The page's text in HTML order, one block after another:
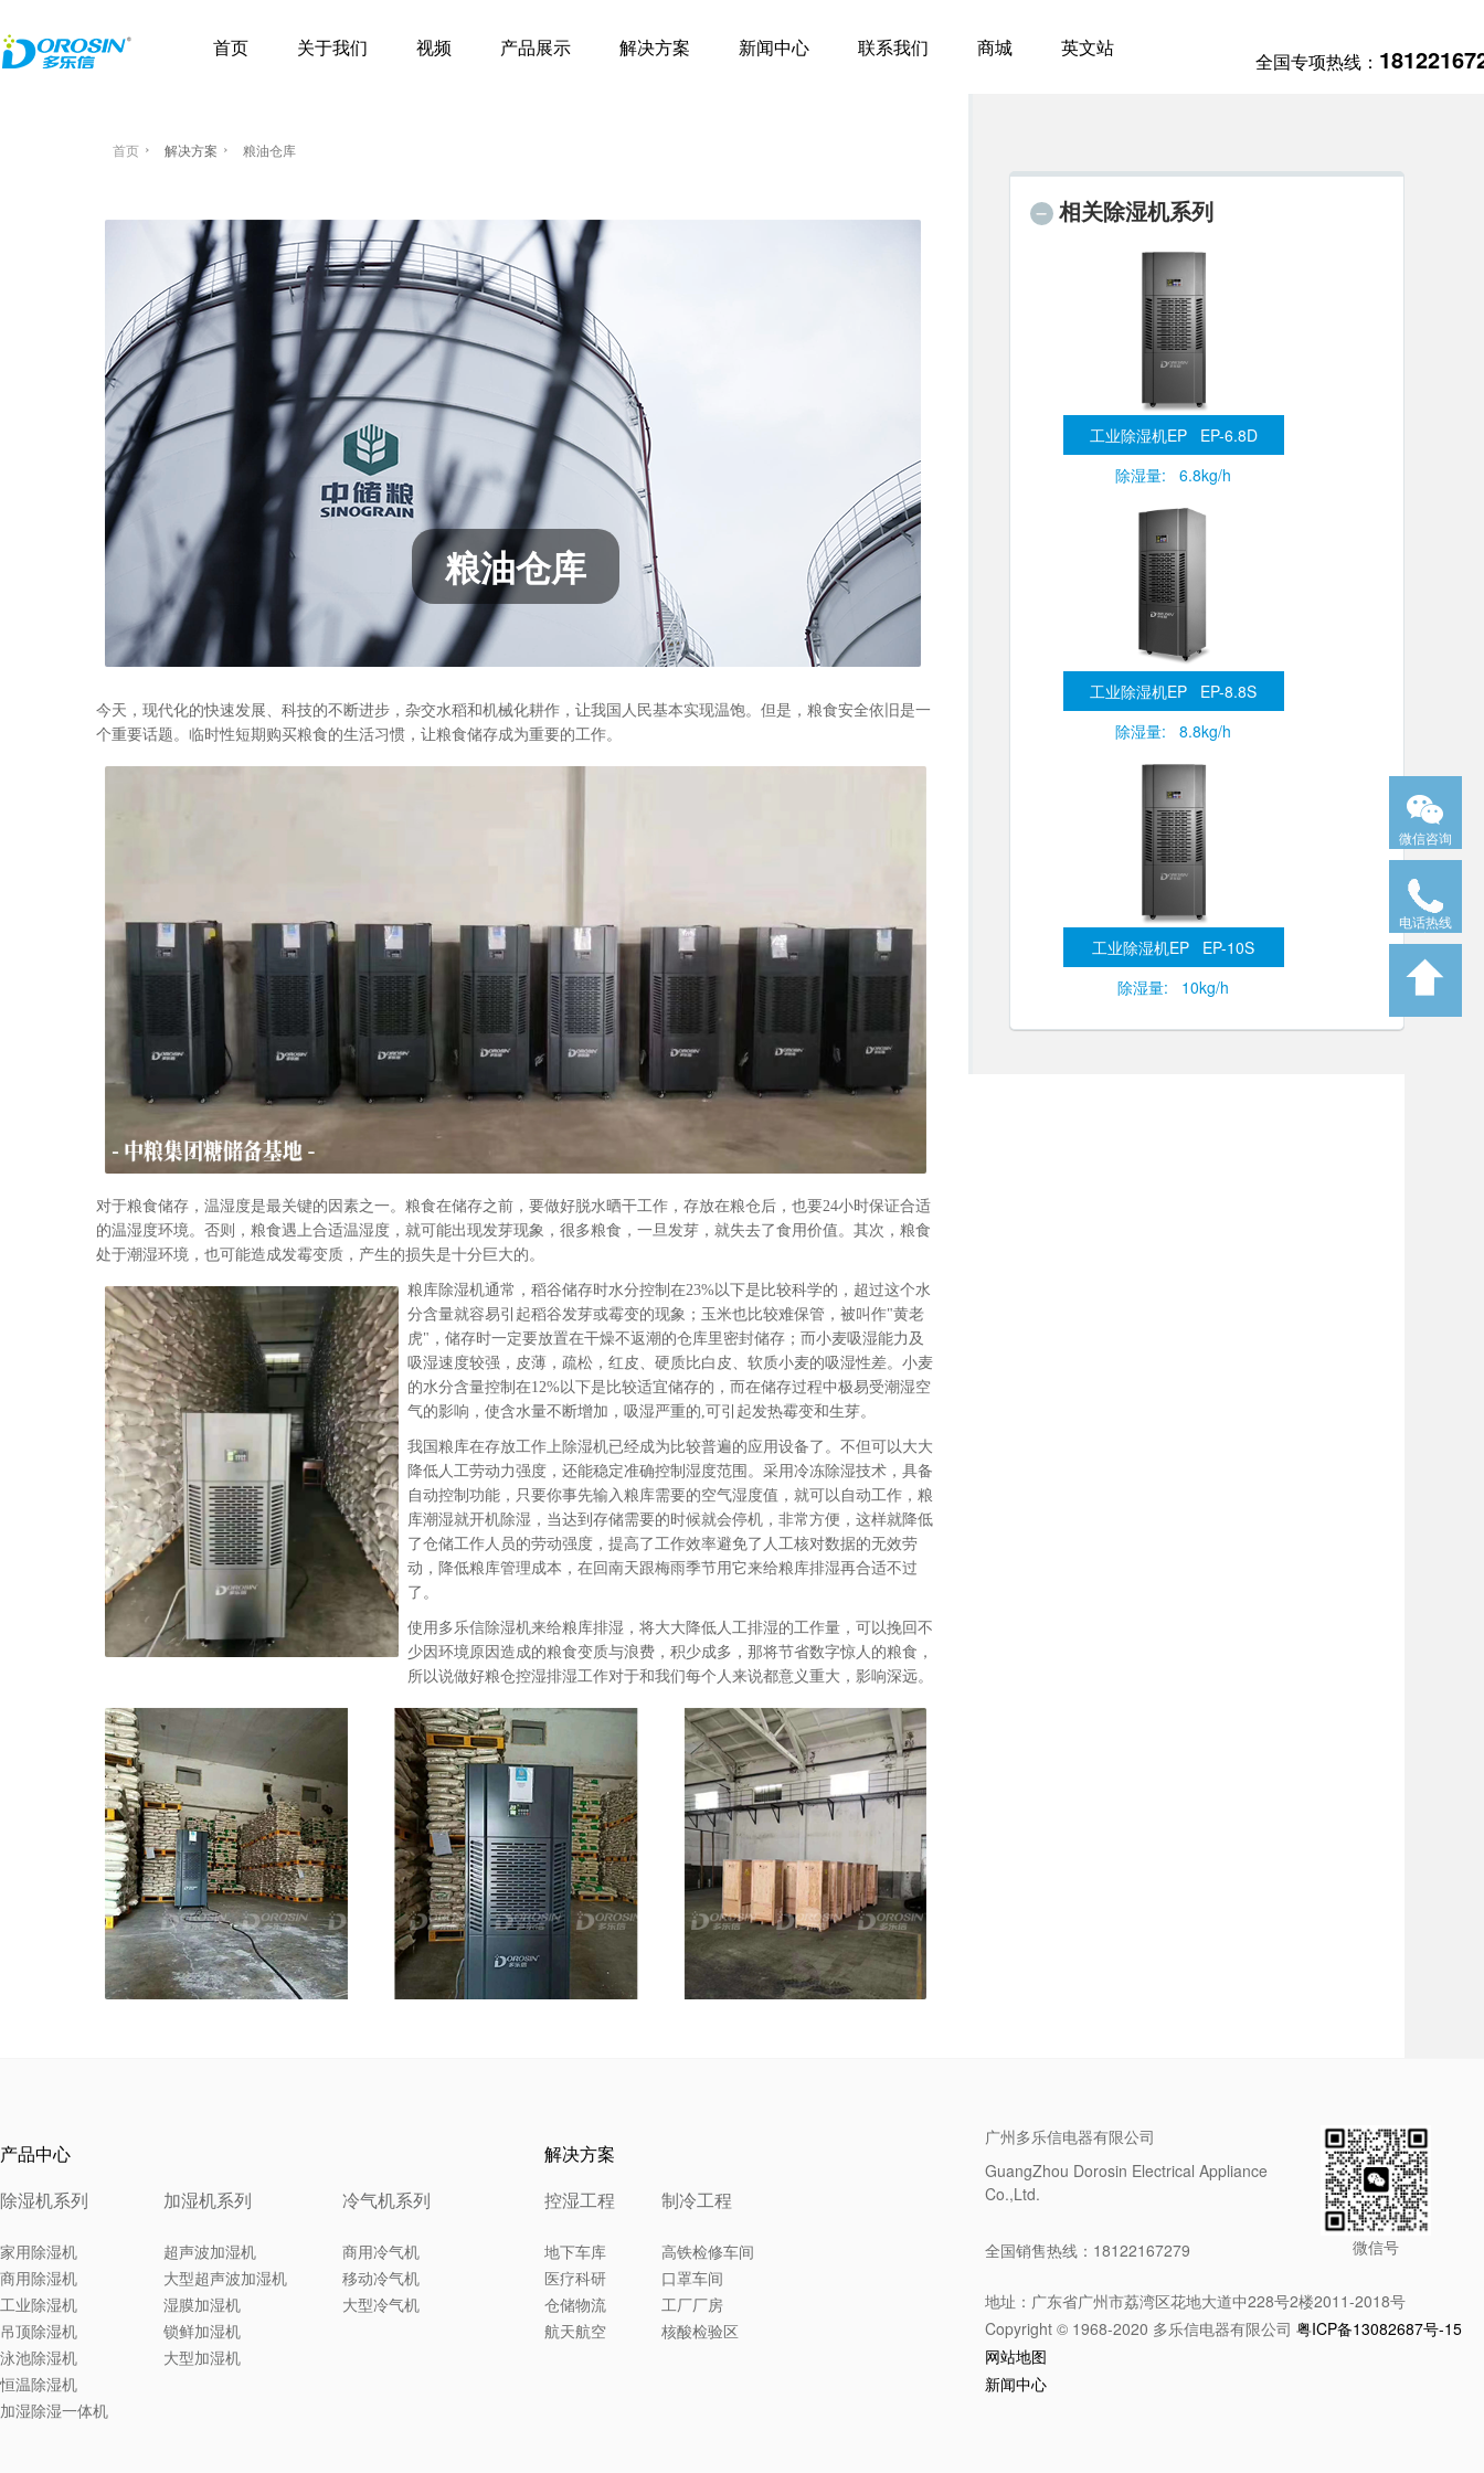
首页 关于我们 视频 产品展示 解决方案 新闻中心 联系我们 商城 英文站
全国专项热线：
首页 解决方案 粮油仓库
粮油仓库
今天，现代化的快速发展、科技的不断进步，杂交水稻和机械化耕作，让我国人民基本实现温饱。但是，粮食安全依旧是一
个重要话题。临时性短期购买粮食的生活习惯，让粮食储存成为重要的工作。
对于粮食储存，温湿度是最关键的因素之一。粮食在储存之前，要做好脱水晒干工作，存放在粮仓后，也要24小时保证合适
的温湿度环境。否则，粮食遇上合适温湿度，就可能出现发芽现象，很多粮食，一旦发芽，就失去了食用价值。其次，粮食
处于潮湿环境，也可能造成发霉变质，产生的损失是十分巨大的。
粮库除湿机通常，稻谷储存时水分控制在23%以下是比较科学的，超过这个水
分含量就容易引起稻谷发芽或霉变的现象；玉米也比较难保管，被叫作"黄老
虎"，储存时一定要放置在干燥不返潮的仓库里密封储存；而小麦吸湿能力及
吸湿速度较强，皮薄，疏松，红皮、硬质比白皮、软质小麦的吸湿性差。小麦
的水分含量控制在12%以下是比较适宜储存的，而在储存过程中极易受潮湿空
气的影响，使含水量不断增加，吸湿严重的,可引起发热霉变和生芽。
我国粮库在存放工作上除湿机已经成为比较普遍的应用设备了。不但可以大大
降低人工劳动力强度，还能稳定准确控制湿度范围。采用冷冻除湿技术，具备
自动控制功能，只要你事先输入粮库需要的空气湿度值，就可以自动工作，粮
库潮湿就开机除湿，当达到存储需要的时候就会停机，非常方便，这样就降低
了仓储工作人员的劳动强度，提高了工作效率避免了人工核对数据的无效劳
动，降低粮库管理成本，在回南天跟梅雨季节用它来给粮库排湿再合适不过
了。
使用 多乐信除湿机来给粮库排湿，将大大降低人工排湿的工作量，可以挽回不
少因环境原因造成的粮食变质与浪费，积少成多，那将节省数字惊人的粮食，
所以说做好粮仓控湿排湿工作对于和我们每个人来说都意义重大，影响深远。
相关除湿机系列
工业除湿机EP EP-6.8D
除湿量: 6.8kg/h
工业除湿机EP EP-8.8S
除湿量: 8.8kg/h
工业除湿机EP EP-10S
除湿量: 10kg/h
微信咨询
电话热线
产品中心
除湿机系列
家用除湿机
商用除湿机
工业除湿机
吊顶除湿机
泳池除湿机
恒温除湿机
加湿除湿一体机
加湿机系列
超声波加湿机
大型超声波加湿机
湿膜加湿机
锁鲜加湿机
大型加湿机
冷气机系列
商用冷气机
移动冷气机
大型冷气机
解决方案
控湿工程
地下车库
医疗科研
仓储物流
航天航空
制冷工程
高铁检修车间
口罩车间
工厂厂房
核酸检验区
广州多乐信电器有限公司
GuangZhou Dorosin Electrical Appliance
Co.,Ltd.
全国销售热线：18122167279 微信号
地址：广东省广州市荔湾区花地大道中228号2楼2011-2018号
Copyright © 1968-2020 多乐信电器有限公司 粤ICP备13082687号-15
网站地图
新闻中心